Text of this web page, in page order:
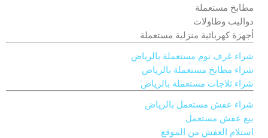
مطابخ مستعملة
دواليب وطاولات
أجهزة كهربائية منزلية مستعملة
شراء غرف نوم مستعملة بالرياض
شراء مطابخ مستعملة بالرياض
شراء ثلاجات مستعملة بالرياض
شراء عفش مستعمل بالرياض
بيع عفش مستعمل
استلام العفش من الموقع